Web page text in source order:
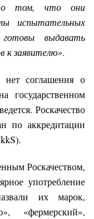
о том, что они
испытательных
выдавать
к заявителю».
нет соглашения о
государственном
Роскачество
по аккредитации
Роскачеством,
употребление
их марок,
«фермерский»,